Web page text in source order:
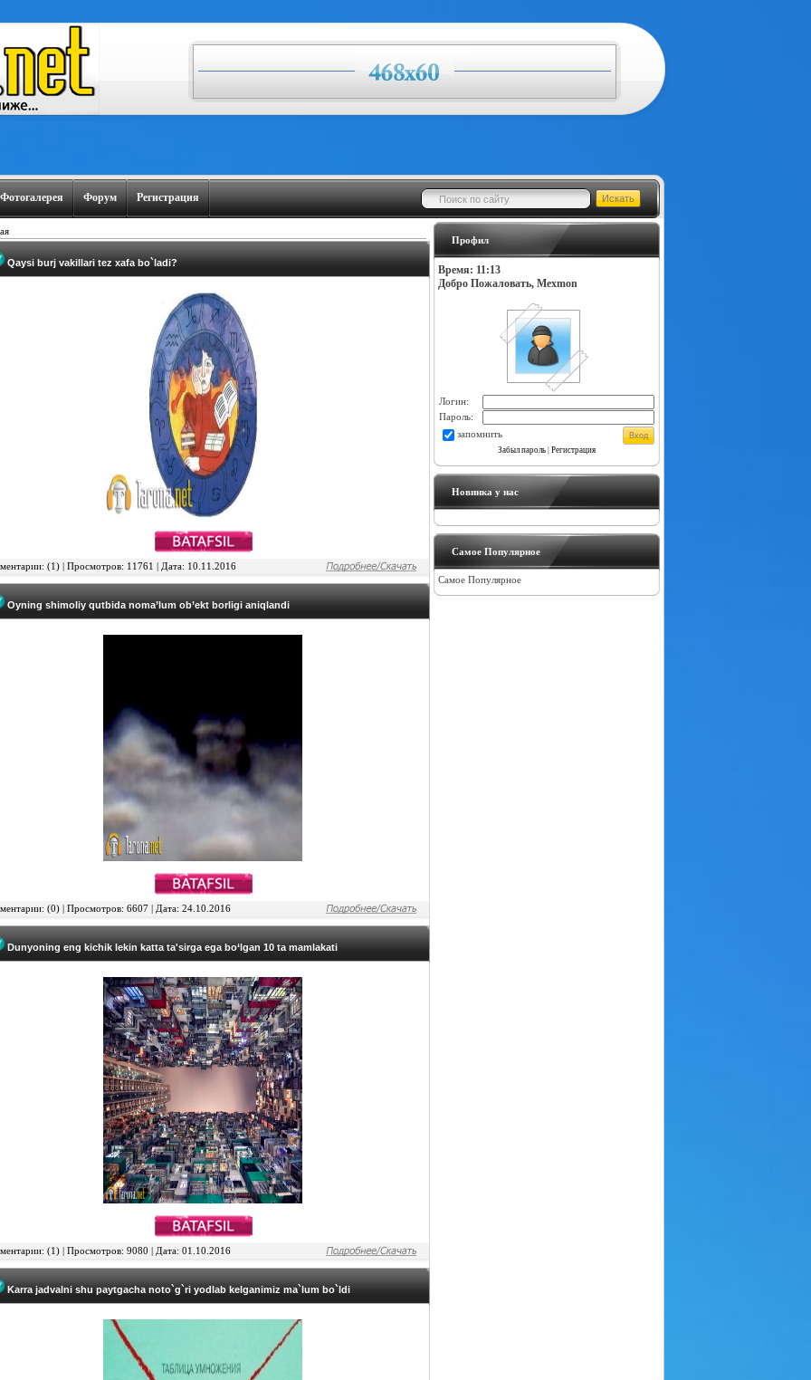
Фотогалерея Форум Регистрация
Qaysi burj vakillari tez xafa bo`ladi?
(1) | Просмотров: 11761 | Дата: 10.11.2016
Oyning shimoliy qutbida noma’lum ob’ekt borligi aniqlandi
(0) | Просмотров: 6607 | Дата: 24.10.2016
Dunyoning eng kichik lekin katta ta'sirga ega bo‘lgan 10 ta mamlakati
(1) | Просмотров: 9080 | Дата: 01.10.2016
Karra jadvalni shu paytgacha noto`g`ri yodlab kelganimiz ma`lum bo`ldi
Профил
Время: 11:13
Добро Пожаловать, Mexmon
Логин:
Пароль:
запомнить
Забыл пароль| Регистрация
Новинка у нас
Самое Популярное
Самое Популярное